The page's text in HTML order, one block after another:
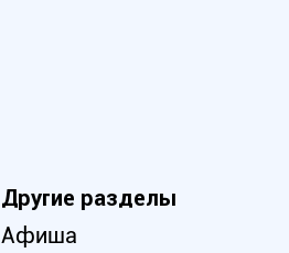
Другие разделы
Афиша